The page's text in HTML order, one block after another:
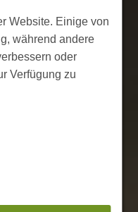
Website. Einige von
während andere
oder
Verfügung zu